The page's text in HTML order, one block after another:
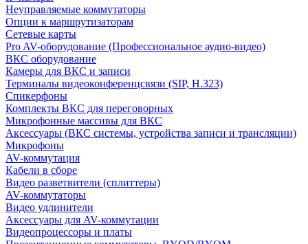
Неуправляемые коммутаторы
Опции к маршрутизаторам
Сетевые карты
Pro AV-оборудование (Профессиональное аудио-видео)
ВКС оборудование
Камеры для ВКС и записи
Терминалы видеоконференцсвязи (SIP, H.323)
Спикерфоны
Комплекты ВКС для переговорных
Микрофонные массивы для ВКС
Аксессуары (ВКС системы, устройства записи и трансляции)
Микрофоны
AV-коммутация
Кабели в сборе
Видео разветвители (сплиттеры)
AV-коммутаторы
Видео удлинители
Аксессуары для AV-коммутации
Видеопроцессоры и платы